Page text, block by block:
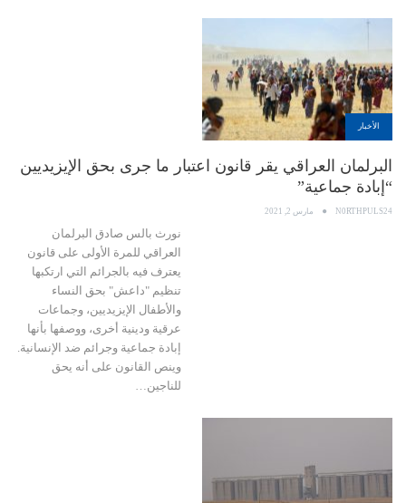
الأخبار
البرلمان العراقي يقر قانون اعتبار ما جرى بحق الإيزيديين
“إبادة جماعية”
N0RTHPULS24 مارس 2, 2021
نورث بالس صادق البرلمان
العراقي للمرة الأولى على قانون
يعترف فيه بالجرائم التي ارتكبها
تنظيم "داعش" بحق النساء
والأطفال الإيزيديين، وجماعات
عرقية ودينية أخرى، ووصفها بأنها
إبادة جماعية وجرائم ضد الإنسانية.
وينص القانون على أنه يحق
للناجين…